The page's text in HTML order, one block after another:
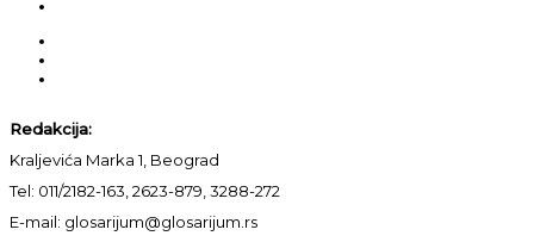
Redakcija:
Kraljevića Marka 1, Beograd
Tel: 011/2182-163, 2623-879, 3288-272
E-mail: glosarijum@glosarijum.rs